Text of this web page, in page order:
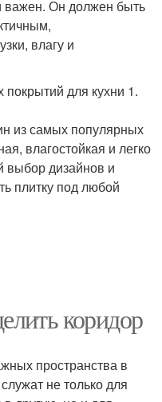
важен. Он должен быть
влагу и
для кухни 1.
из самых популярных
влагостойкая и легко
выбор дизайнов и
плитку под любой
коридор
пространства в
не только для